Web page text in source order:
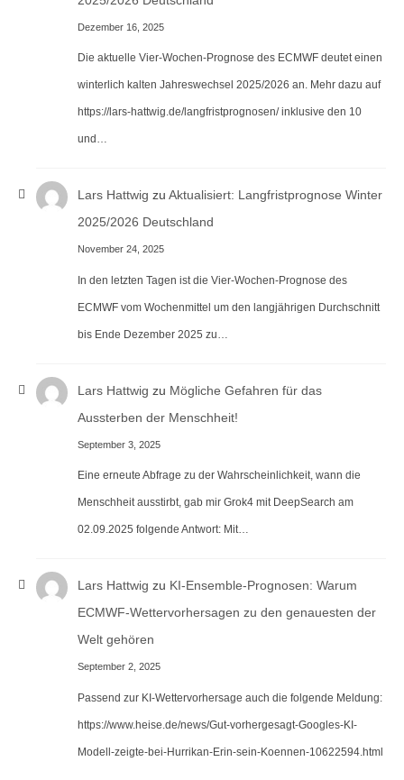
Dezember 16, 2025
Die aktuelle Vier-Wochen-Prognose des ECMWF deutet einen
winterlich kalten Jahreswechsel 2025/2026 an. Mehr dazu auf
https://lars-hattwig.de/langfristprognosen/ inklusive den 10
und…
Lars Hattwig zu Aktualisiert: Langfristprognose Winter
2025/2026 Deutschland
November 24, 2025
In den letzten Tagen ist die Vier-Wochen-Prognose des
ECMWF vom Wochenmittel um den langjährigen Durchschnitt
bis Ende Dezember 2025 zu…
Lars Hattwig zu Mögliche Gefahren für das
Aussterben der Menschheit!
September 3, 2025
Eine erneute Abfrage zu der Wahrscheinlichkeit, wann die
Menschheit ausstirbt, gab mir Grok4 mit DeepSearch am
02.09.2025 folgende Antwort: Mit…
Lars Hattwig zu KI-Ensemble-Prognosen: Warum
ECMWF-Wettervorhersagen zu den genauesten der
Welt gehören
September 2, 2025
Passend zur KI-Wettervorhersage auch die folgende Meldung:
https://www.heise.de/news/Gut-vorhergesagt-Googles-KI-
Modell-zeigte-bei-Hurrikan-Erin-sein-Koennen-10622594.html